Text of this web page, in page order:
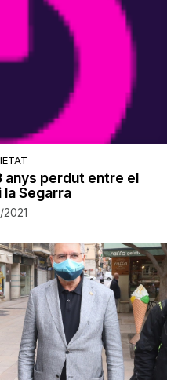
anys perdut entre el
la Segarra
2021